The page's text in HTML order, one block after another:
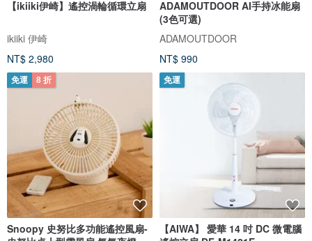
【ikiiki伊崎】遙控渦輪循環立扇
ikiiki 伊崎
NT$ 2,980
ADAMOUTDOOR AI手持冰能扇
(3色可選)
ADAMOUTDOOR
NT$ 990
免運 8 折
Snoopy 史努比多功能遙控風扇-
免運
【AIWA】 愛華 14 吋 DC 微電腦